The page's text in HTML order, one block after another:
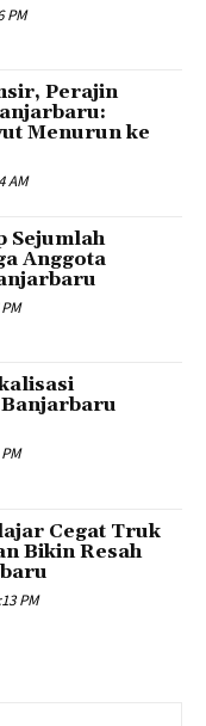
PM
Perajin
Menurun ke
AM
Sejumlah
Anggota
Cegat Truk
Bikin Resah
PM